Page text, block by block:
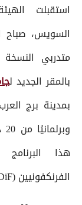
استقبلت
السويس، صباح
متدربي النسخة
بالمقر الجديد ل
هذا
الفرنكفونيين (RéDiF).